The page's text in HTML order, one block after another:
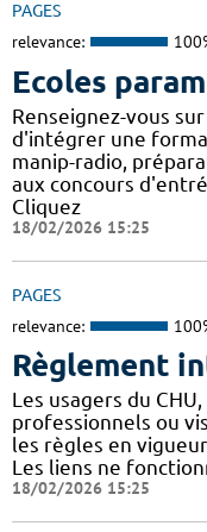
PAGES
relevance:
Ecoles
Renseignez-vous
d'intégrer une
manip-radio,
aux concours
Cliquez
18/02/2026 15:25
PAGES
relevance:
Règlement
Les usagers du
professionnels ou
les règles en
Les liens ne
18/02/2026 15:25